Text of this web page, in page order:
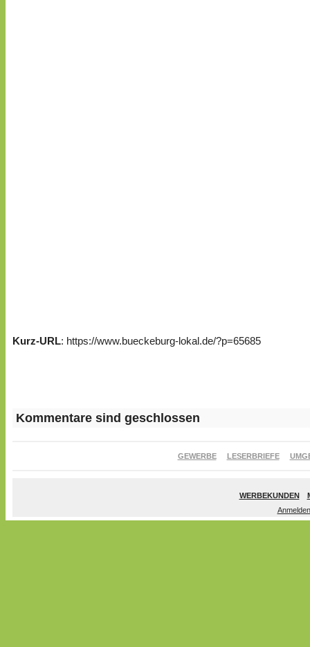
Kurz-URL: https://www.bueckeburg-lokal.de/?p=65685
Kommentare sind geschlossen
GEWERBE LESERBRIEFE
WERBEKUNDEN
Anmelden